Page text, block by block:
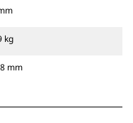
kg
mm